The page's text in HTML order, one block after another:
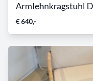
Armlehnkragstuhl
€ 640,-